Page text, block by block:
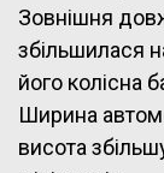
Зовнішня
збільшилася
його колісна
Ширина
висота